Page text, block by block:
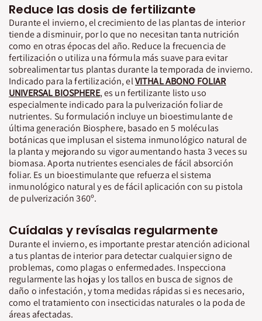
Reduce las dosis de fertilizante
Durante el invierno, el crecimiento de las plantas de interior
tiende a disminuir, por lo que no necesitan tanta nutrición
como en otras épocas del año. Reduce la frecuencia de
fertilización o utiliza una fórmula más suave para evitar
sobrealimentar tus plantas durante la temporada de invierno.
Indicado para la fertilización, elVITHAL ABONO FOLIAR
UNIVERSAL BIOSPHERE, es un fertilizante listo uso
especialmente indicado para la pulverización foliar de
nutrientes. Su formulación incluye un bioestimulante de
última generación Biosphere, basado en 5 moléculas
botánicas que implusan el sistema inmunológico natural de
la planta y mejorando su vigor aumentando hasta 3 veces su
biomasa. Aporta nutrientes esenciales de fácil absorción
foliar. Es un bioestimulante que refuerza el sistema
inmunológico natural y es de fácil aplicación con su pistola
de pulverización 360º.
Cuídalas y revísalas regularmente
Durante el invierno, es importante prestar atención adicional
a tus plantas de interior para detectar cualquier signo de
problemas, como plagas o enfermedades. Inspecciona
regularmente las hojas y los tallos en busca de signos de
daño o infestación, y toma medidas rápidas si es necesario,
como el tratamiento con insecticidas naturales o la poda de
áreas afectadas.